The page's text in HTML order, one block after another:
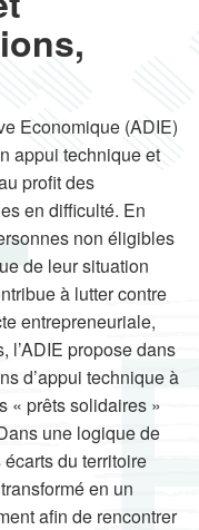
Economique (ADIE)
appui technique et
profit des
en difficulté. En
non éligibles
de leur situation
à lutter contre
entrepreneuriale,
l’ADIE propose dans
d’appui technique à
« prêts solidaires »
une logique de
du territoire
en un
afin de rencontrer